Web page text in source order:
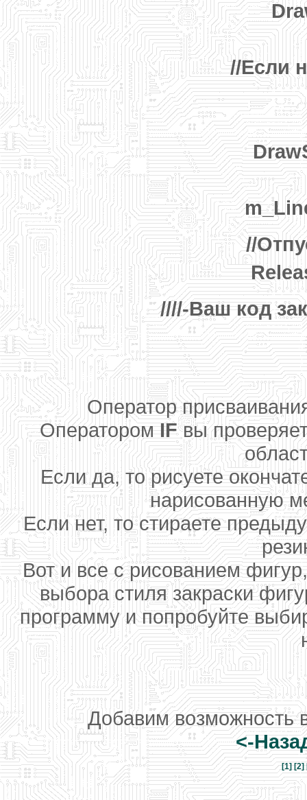
//Если
//
////-Ваш код
Оператор
ОператоромIFвы
Если да, то рисуете
нарисованную
Если нет, то стираете
Вот и все с рисованием
выбора стиля закраски
программу и попробуйте
Добавим возможность
<-
[1][2]